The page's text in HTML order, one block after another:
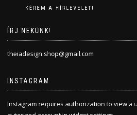
ÍRJ NEKÜNK!
theiadesign.shop@gmail.com
INSTAGRAM
Instagram requires authorization to view a